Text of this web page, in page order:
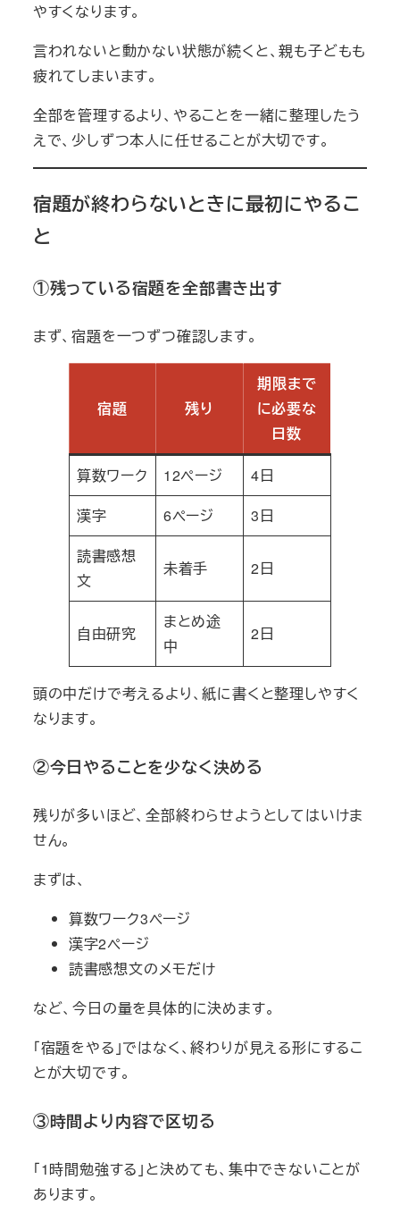
やすくなります。
言われないと動かない状態が続くと、親も子どもも
疲れてしまいます。
全部を管理するより、やることを一緒に整理したう
えで、少しずつ本人に任せることが大切です。
宿題が終わらないときに最初にやるこ
と
①残っている宿題を全部書き出す
まず、宿題を一つずつ確認します。
宿題 残り
期限まで
に必要な
日数
算数ワーク 12ページ
4日
漢字
6ページ
3日
読書感想
文
未着手 2日
自由研究
まとめ途
中
2日
頭の中だけで考えるより、紙に書くと整理しやすく
なります。
②今日やることを少なく決める
残りが多いほど、全部終わらせようとしてはいけま
せん。
まずは、
算数ワーク3ページ
漢字2ページ
読書感想文のメモだけ
など、今日の量を具体的に決めます。
「宿題をやる」ではなく、終わりが見える形にするこ
とが大切です。
③時間より内容で区切る
「1時間勉強する」と決めても、集中できないことが
あります。